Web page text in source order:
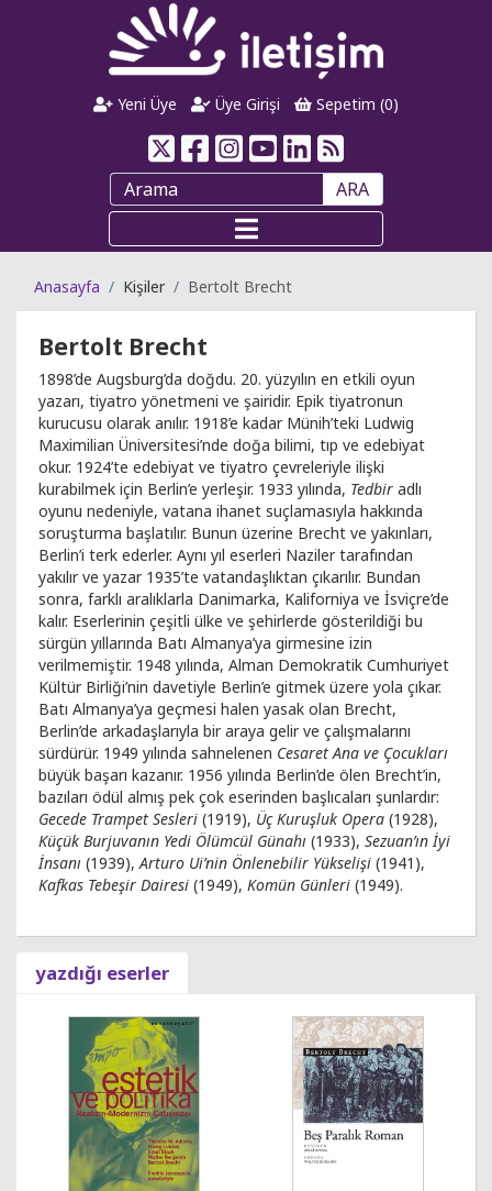
Yeni Üye Üye Girişi Sepetim (0)
ARA
Anasayfa Kişiler Bertolt Brecht
Bertolt Brecht
1898’de Augsburg’da doğdu. 20. yüzyılın en etkili oyun
yazarı, tiyatro yönetmeni ve şairidir. Epik tiyatronun
kurucusu olarak anılır. 1918’e kadar Münih’teki Ludwig
Maximilian Üniversitesi’nde doğa bilimi, tıp ve edebiyat
okur. 1924’te edebiyat ve tiyatro çevreleriyle ilişki
kurabilmek için Berlin’e yerleşir. 1933 yılında, Tedbir adlı
oyunu nedeniyle, vatana ihanet suçlamasıyla hakkında
soruşturma başlatılır. Bunun üzerine Brecht ve yakınları,
Berlin’i terk ederler. Aynı yıl eserleri Naziler tarafından
yakılır ve yazar 1935’te vatandaşlıktan çıkarılır. Bundan
sonra, farklı aralıklarla Danimarka, Kaliforniya ve İsviçre’de
kalır. Eserlerinin çeşitli ülke ve şehirlerde gösterildiği bu
sürgün yıllarında Batı Almanya’ya girmesine izin
verilmemiştir. 1948 yılında, Alman Demokratik Cumhuriyet
Kültür Birliği’nin davetiyle Berlin’e gitmek üzere yola çıkar.
Batı Almanya’ya geçmesi halen yasak olan Brecht,
Berlin’de arkadaşlarıyla bir araya gelir ve çalışmalarını
sürdürür. 1949 yılında sahnelenen Cesaret Ana ve Çocukları
büyük başarı kazanır. 1956 yılında Berlin’de ölen Brecht’in,
bazıları ödül almış pek çok eserinden başlıcaları şunlardır:
Gecede Trampet Sesleri (1919), Üç Kuruşluk Opera (1928),
Küçük Burjuvanın Yedi Ölümcül Günahı (1933), Sezuan’ın İyi
İnsanı (1939),Arturo Ui’nin Önlenebilir Yükselişi (1941),
Kafkas Tebeşir Dairesi (1949), Komün Günleri (1949).
yazdığı eserler